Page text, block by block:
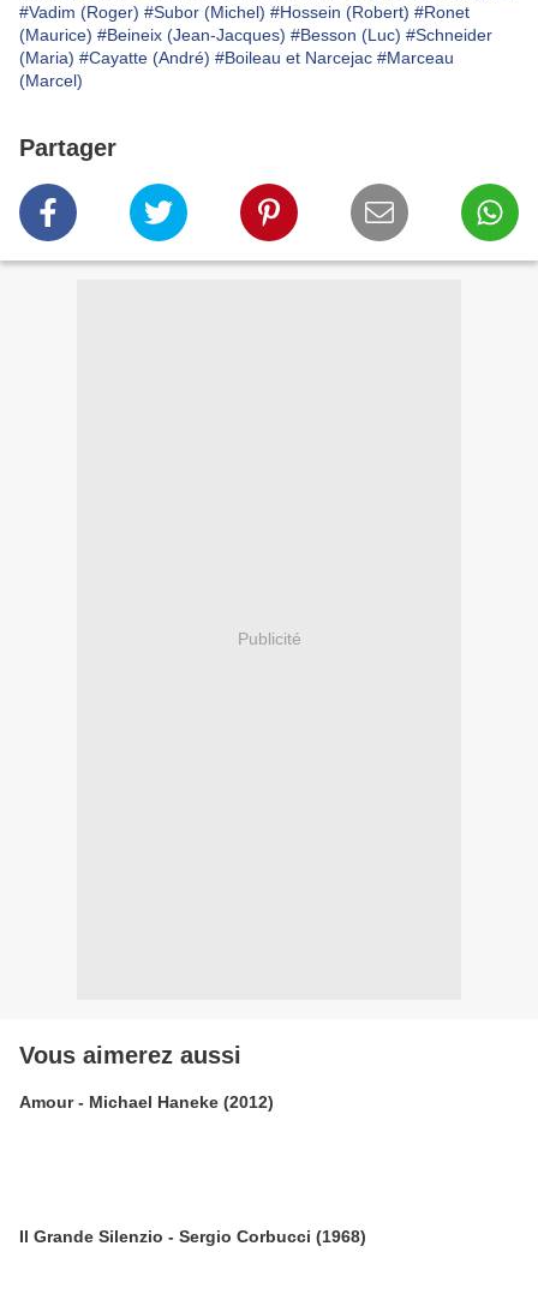
#Vadim (Roger) #Subor (Michel) #Hossein (Robert) #Ronet
(Maurice) #Beineix (Jean-Jacques) #Besson (Luc) #Schneider
(Maria) #Cayatte (André) #Boileau et Narcejac #Marceau
(Marcel)
Partager
Publicité
Vous aimerez aussi
Amour - Michael Haneke (2012)
Il Grande Silenzio - Sergio Corbucci (1968)